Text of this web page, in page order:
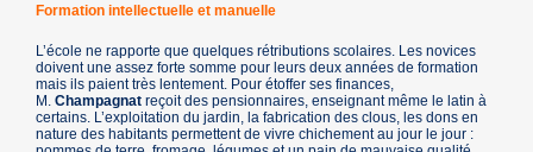
Formation intellectuelle et manuelle
L’école ne rapporte que quelques rétributions scolaires. Les novices
doivent une assez forte somme pour leurs deux années de formation
mais ils paient très lentement. Pour étoffer ses finances,
M.Champagnatreçoit des pensionnaires, enseignant même le latin à
certains. L’exploitation du jardin, la fabrication des clous, les dons en
nature des habitants permettent de vivre chichement au jour le jour :